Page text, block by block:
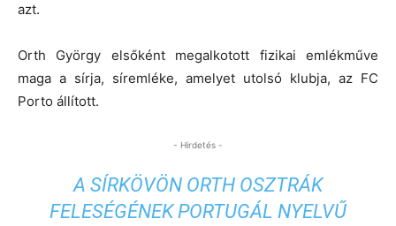
azt.
Orth György elsőként megalkotott fizikai emlékműve
maga a sírja, síremléke, amelyet utolsó klubja, az FC
Porto állított.
- Hirdetés -
A SÍRKÖVÖN ORTH OSZTRÁK
FELESÉGÉNEK PORTUGÁL NYELVŰ